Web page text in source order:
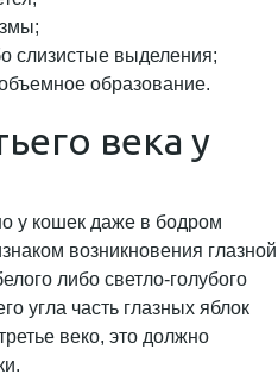
слизистые выделения;
объемное образование.
века у
у кошек даже в бодром
возникновения глазной
либо светло-голубого
угла часть глазных яблок
веко, это должно